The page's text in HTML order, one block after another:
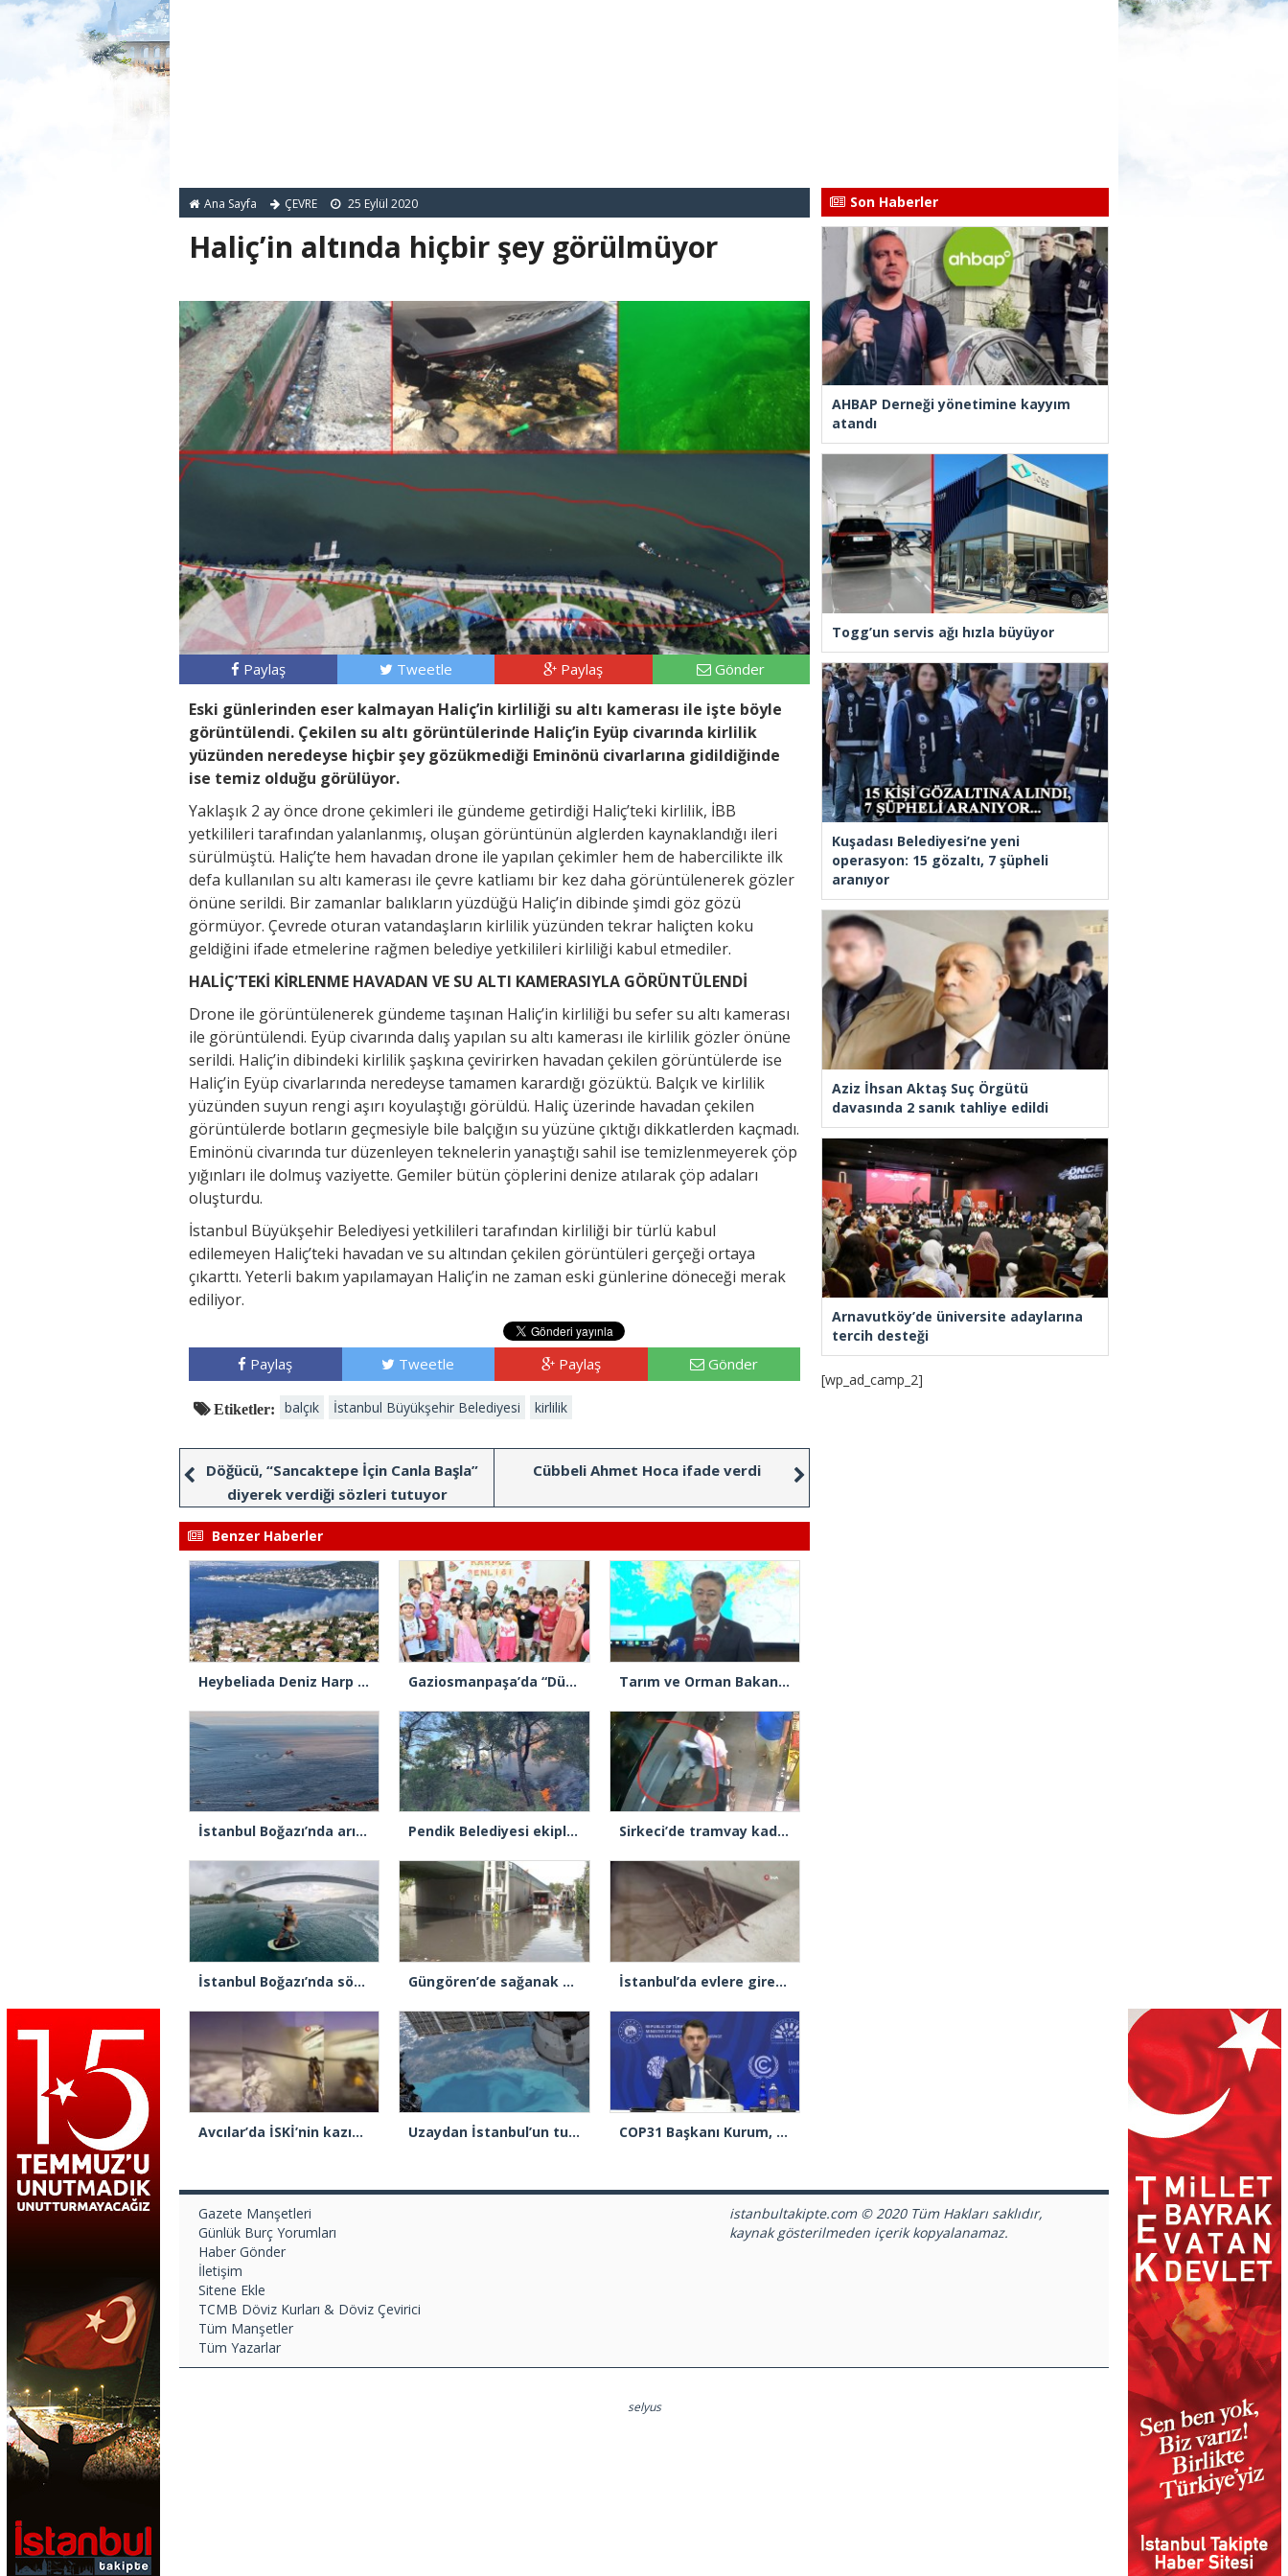
Ana Sayfa ÇEVRE 25 Eylül 2020
Haliç’in altında hiçbir şey görülmüyor
Paylaş Tweetle Paylaş Gönder
Eski günlerinden eser kalmayan Haliç’in kirliliği su altı kamerası ile işte böyle
görüntülendi. Çekilen su altı görüntülerinde Haliç’in Eyüp civarında kirlilik
yüzünden neredeyse hiçbir şey gözükmediği Eminönü civarlarına gidildiğinde
ise temiz olduğu görülüyor.
Yaklaşık 2 ay önce drone çekimleri ile gündeme getirdiği Haliç’teki kirlilik, İBB
yetkilileri tarafından yalanlanmış, oluşan görüntünün alglerden kaynaklandığı ileri
sürülmüştü. Haliç’te hem havadan drone ile yapılan çekimler hem de habercilikte ilk
defa kullanılan su altı kamerası ile çevre katliamı bir kez daha görüntülenerek gözler
önüne serildi. Bir zamanlar balıkların yüzdüğü Haliç’in dibinde şimdi göz gözü
görmüyor. Çevrede oturan vatandaşların kirlilik yüzünden tekrar haliçten koku
geldiğini ifade etmelerine rağmen belediye yetkilileri kirliliği kabul etmediler.
HALİÇ’TEKİ KİRLENME HAVADAN VE SU ALTI KAMERASIYLA GÖRÜNTÜLENDİ
Drone ile görüntülenerek gündeme taşınan Haliç’in kirliliği bu sefer su altı kamerası
ile görüntülendi. Eyüp civarında dalış yapılan su altı kamerası ile kirlilik gözler önüne
serildi. Haliç’in dibindeki kirlilik şaşkına çevirirken havadan çekilen görüntülerde ise
Haliç’in Eyüp civarlarında neredeyse tamamen karardığı gözüktü. Balçık ve kirlilik
yüzünden suyun rengi aşırı koyulaştığı görüldü. Haliç üzerinde havadan çekilen
görüntülerde botların geçmesiyle bile balçığın su yüzüne çıktığı dikkatlerden kaçmadı.
Eminönü civarında tur düzenleyen teknelerin yanaştığı sahil ise temizlenmeyerek çöp
yığınları ile dolmuş vaziyette. Gemiler bütün çöplerini denize atılarak çöp adaları
oluşturdu.
İstanbul Büyükşehir Belediyesi yetkilileri tarafından kirliliği bir türlü kabul
edilemeyen Haliç’teki havadan ve su altından çekilen görüntüleri gerçeği ortaya
çıkarttı. Yeterli bakım yapılamayan Haliç’in ne zaman eski günlerine döneceği merak
ediliyor.
Paylaş Tweetle Paylaş Gönder
Etiketler: balçık İstanbul Büyükşehir Belediyesi kirlilik
Döğücü, “Sancaktepe İçin Canla Başla”
diyerek verdiği sözleri tutuyor
Cübbeli Ahmet Hoca ifade verdi
Benzer Haberler
Heybeliada Deniz Harp Okulu’nda çıkan yangın söndürüldü Gaziosmanpaşa’da “Dünya Karpuz Günü” festival havasında kutlandı Tarım ve Orman Bakanı İbrahim Yumaklı: “Son 3 günde 260 yangına müdahale ettik, 258’i kontrol altına aldık”
İstanbul Boğazı’nda arızalanan gemi Ahırkapı’ya demirlendi Pendik Belediyesi ekipleri Balıkesir’deki orman yangınına müdahale ediyor Sirkeci’de tramvay kadına çarptı
İstanbul Boğazı’nda sörf yaparken fırtınaya yakalandılar Güngören’de sağanak alt geçidi göle çevirdi: Yol trafiğe kapatıldı İstanbul’da evlere giren dev çekirgeler paniğe neden oldu
Avcılar’da İSKİ’nin kazısı sırasında su borusu delindi, su metrelerce yüksekliğe fışkırdı Uzaydan İstanbul’un turkuaz hali görüntülendi COP31 Başkanı Kurum, İstanbul’da D-8 Ülkeleri COP 31 toplantısına başkanlık etti
Son Haberler
AHBAP Derneği yönetimine kayyım
atandı
Togg’un servis ağı hızla büyüyor
Kuşadası Belediyesi’ne yeni
operasyon: 15 gözaltı, 7 şüpheli
aranıyor
Aziz İhsan Aktaş Suç Örgütü
davasında 2 sanık tahliye edildi
Arnavutköy’de üniversite adaylarına
tercih desteği
[wp_ad_camp_2]
Gazete Manşetleri
Günlük Burç Yorumları
Haber Gönder
İletişim
Sitene Ekle
TCMB Döviz Kurları & Döviz Çevirici
Tüm Manşetler
Tüm Yazarlar
istanbultakipte.com © 2020 Tüm Hakları saklıdır,
kaynak gösterilmeden içerik kopyalanamaz.
selyus